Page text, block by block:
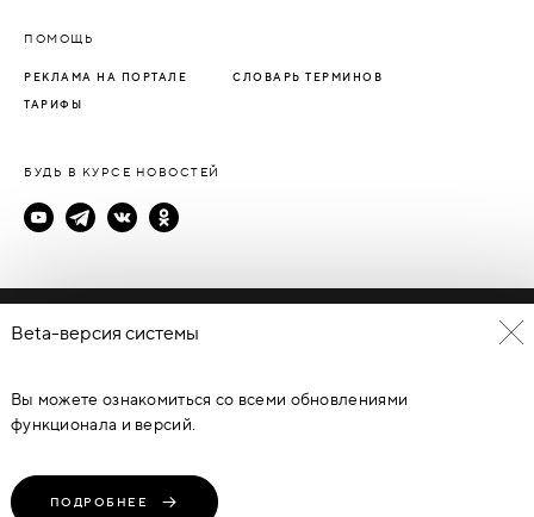
ПОМОЩЬ
РЕКЛАМА НА ПОРТАЛЕ СЛОВАРЬ ТЕРМИНОВ
ТАРИФЫ
БУДЬ В КУРСЕ НОВОСТЕЙ
Политика конфиденциальности
© Каталог дверей - DverProf, 2021-2026Материалы сайта
являются объектами авторского права. Запрещается
копирование, распространение, любое использование
ФЕДЕРАЦИИ ОТ 09.07.93Г. №5351-1 “ОБ АВТОРСКОМ ПРАВЕ И
СМЕЖНЫХ ПРАВАХ” (с изменениями от 19 июля 1995 г., 20 июля
Beta-версия системы
Вы можете ознакомиться со всеми обновлениями
функционала и версий.
ПОДРОБНЕЕ